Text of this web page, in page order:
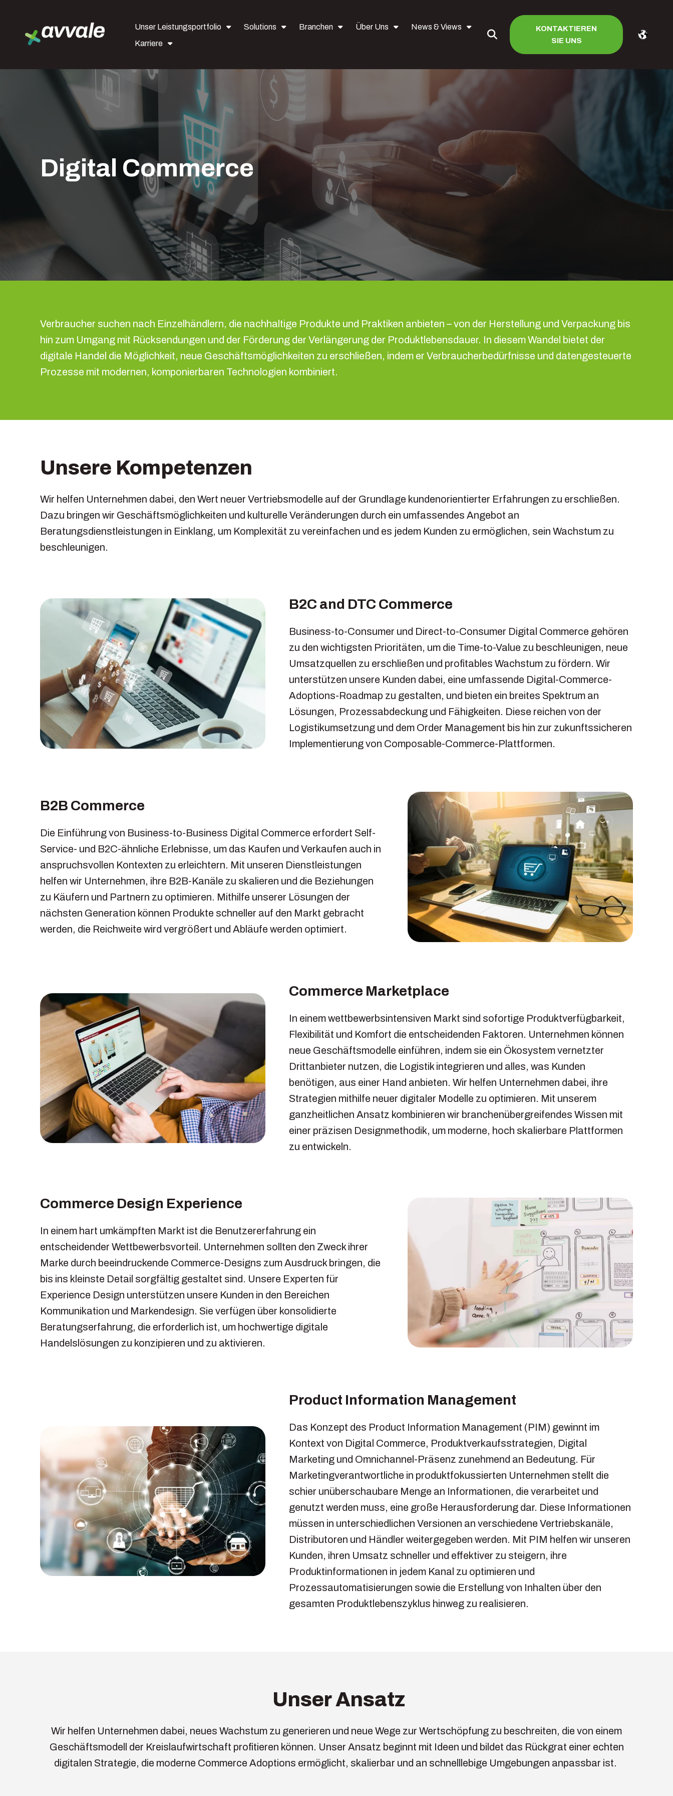
Unser Leistungsportfolio Solutions Branchen Über Uns
News & Views
Karriere
KONTAKTIEREN
SIE UNS
Digital Commerce
Verbraucher suchen nach Einzelhändlern, die nachhaltige Produkte und Praktiken anbieten – von der Herstellung und Verpackung bis
hin zum Umgang mit Rücksendungen und der Förderung der Verlängerung der Produktlebensdauer. In diesem Wandel bietet der
digitale Handel die Möglichkeit, neue Geschäftsmöglichkeiten zu erschließen, indem er Verbraucherbedürfnisse und datengesteuerte
Prozesse mit modernen, komponierbaren Technologien kombiniert.
Unsere Kompetenzen
Wir helfen Unternehmen dabei, den Wert neuer Vertriebsmodelle auf der Grundlage kundenorientierter Erfahrungen zu erschließen.
Dazu bringen wir Geschäftsmöglichkeiten und kulturelle Veränderungen durch ein umfassendes Angebot an
Beratungsdienstleistungen in Einklang, um Komplexität zu vereinfachen und es jedem Kunden zu ermöglichen, sein Wachstum zu
beschleunigen.
B2C and DTC Commerce
Business-to-Consumer und Direct-to-Consumer Digital Commerce gehören
zu den wichtigsten Prioritäten, um die Time-to-Value zu beschleunigen, neue
Umsatzquellen zu erschließen und profitables Wachstum zu fördern. Wir
unterstützen unsere Kunden dabei, eine umfassende Digital-Commerce-
Adoptions-Roadmap zu gestalten, und bieten ein breites Spektrum an
Lösungen, Prozessabdeckung und Fähigkeiten. Diese reichen von der
Logistikumsetzung und dem Order Management bis hin zur zukunftssicheren
Implementierung von Composable-Commerce-Plattformen.
B2B Commerce
Die Einführung von Business-to-Business Digital Commerce erfordert Self-
Service- und B2C-ähnliche Erlebnisse, um das Kaufen und Verkaufen auch in
anspruchsvollen Kontexten zu erleichtern. Mit unseren Dienstleistungen
helfen wir Unternehmen, ihre B2B-Kanäle zu skalieren und die Beziehungen
zu Käufern und Partnern zu optimieren. Mithilfe unserer Lösungen der
nächsten Generation können Produkte schneller auf den Markt gebracht
werden, die Reichweite wird vergrößert und Abläufe werden optimiert.
Commerce Marketplace
In einem wettbewerbsintensiven Markt sind sofortige Produktverfügbarkeit,
Flexibilität und Komfort die entscheidenden Faktoren. Unternehmen können
neue Geschäftsmodelle einführen, indem sie ein Ökosystem vernetzter
Drittanbieter nutzen, die Logistik integrieren und alles, was Kunden
benötigen, aus einer Hand anbieten. Wir helfen Unternehmen dabei, ihre
Strategien mithilfe neuer digitaler Modelle zu optimieren. Mit unserem
ganzheitlichen Ansatz kombinieren wir branchenübergreifendes Wissen mit
einer präzisen Designmethodik, um moderne, hoch skalierbare Plattformen
zu entwickeln.
Commerce Design Experience
In einem hart umkämpften Markt ist die Benutzererfahrung ein
entscheidender Wettbewerbsvorteil. Unternehmen sollten den Zweck ihrer
Marke durch beeindruckende Commerce-Designs zum Ausdruck bringen, die
bis ins kleinste Detail sorgfältig gestaltet sind. Unsere Experten für
Experience Design unterstützen unsere Kunden in den Bereichen
Kommunikation und Markendesign. Sie verfügen über konsolidierte
Beratungserfahrung, die erforderlich ist, um hochwertige digitale
Handelslösungen zu konzipieren und zu aktivieren.
Product Information Management
Das Konzept des Product Information Management (PIM) gewinnt im
Kontext von Digital Commerce, Produktverkaufsstrategien, Digital
Marketing und Omnichannel-Präsenz zunehmend an Bedeutung. Für
Marketingverantwortliche in produktfokussierten Unternehmen stellt die
schier unüberschaubare Menge an Informationen, die verarbeitet und
genutzt werden muss, eine große Herausforderung dar. Diese Informationen
müssen in unterschiedlichen Versionen an verschiedene Vertriebskanäle,
Distributoren und Händler weitergegeben werden. Mit PIM helfen wir unseren
Kunden, ihren Umsatz schneller und effektiver zu steigern, ihre
Produktinformationen in jedem Kanal zu optimieren und
Prozessautomatisierungen sowie die Erstellung von Inhalten über den
gesamten Produktlebenszyklus hinweg zu realisieren.
Unser Ansatz
Wir helfen Unternehmen dabei, neues Wachstum zu generieren und neue Wege zur Wertschöpfung zu beschreiten, die von einem
Geschäftsmodell der Kreislaufwirtschaft profitieren können. Unser Ansatz beginnt mit Ideen und bildet das Rückgrat einer echten
digitalen Strategie, die moderne Commerce Adoptions ermöglicht, skalierbar und an schnelllebige Umgebungen anpassbar ist.